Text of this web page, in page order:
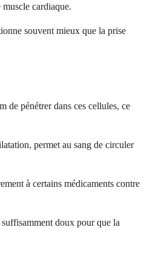
cardiaque.
souvent mieux que la prise
de pénétrer dans ces cellules, ce
permet au sang de circuler
à certains médicaments contre
doux pour que la